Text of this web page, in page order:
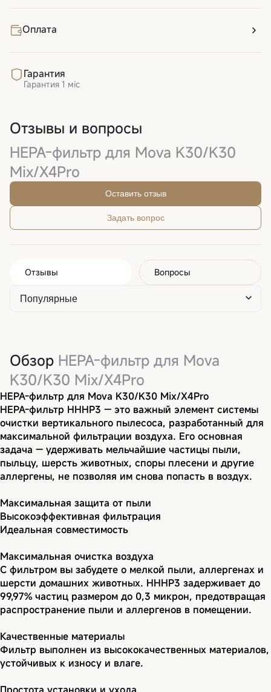
Оплата
Гарантия
Гарантия 1 міс
Отзывы и вопросы
HEPA-фильтр для Mova K30/K30
Mix/X4Pro
Оставить отзыв
Задать вопрос
Отзывы Вопросы
Обзор HEPA-фильтр для Mova
K30/K30 Mix/X4Pro
HEPA-фильтр для Mova K30/K30 Mix/X4Pro
HEPA-фильтр HHHP3 — это важный элемент системы
очистки вертикального пылесоса, разработанный для
максимальной фильтрации воздуха. Его основная
задача — удерживать мельчайшие частицы пыли,
пыльцу, шерсть животных, споры плесени и другие
аллергены, не позволяя им снова попасть в воздух.
Максимальная защита от пыли
Высокоэффективная фильтрация
Идеальная совместимость
Максимальная очистка воздуха
С фильтром вы забудете о мелкой пыли, аллергенах и
шерсти домашних животных. HHHP3 задерживает до
99,97% частиц размером до 0,3 микрон, предотвращая
распространение пыли и аллергенов в помещении.
Качественные материалы
Фильтр выполнен из высококачественных материалов,
устойчивых к износу и влаге.